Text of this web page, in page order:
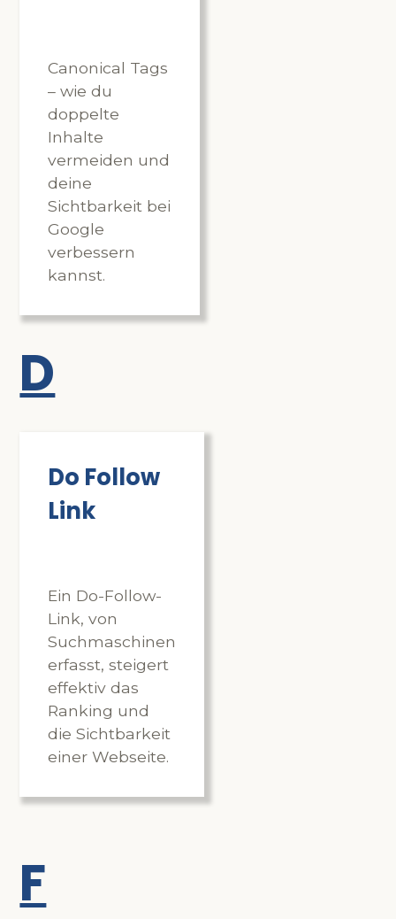
Canonical Tags
– wie du
doppelte
Inhalte
vermeiden und
deine
Sichtbarkeit bei
Google
verbessern
kannst.
D
Do Follow
Link
Ein Do-Follow-
Link, von
Suchmaschinen
erfasst, steigert
effektiv das
Ranking und
die Sichtbarkeit
einer Webseite.
F